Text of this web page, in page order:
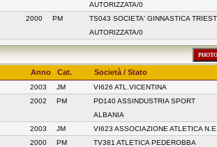
AUTORIZZATA/0
2000 PM TS043 SOCIETA' GINNASTICA
AUTORIZZATA/0
Anno Cat. Società / Stato
2003 JM VI626 ATL.VICENTINA
2002 PM PD140 ASSINDUSTRIA SPORT
ALBANIA
2003 JM VI623 ASSOCIAZIONE ATLETICA
2000 PM TV381 ATLETICA PEDEROBBA